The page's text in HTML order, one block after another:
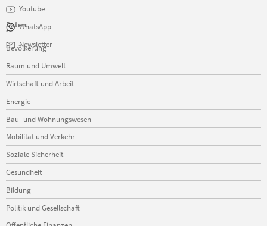
Youtube
WhatsApp
Newsletter
Daten
Navigation
überspringen
Bevölkerung
Raum und Umwelt
Wirtschaft und Arbeit
Energie
Bau- und Wohnungswesen
Mobilität und Verkehr
Soziale Sicherheit
Gesundheit
Bildung
Politik und Gesellschaft